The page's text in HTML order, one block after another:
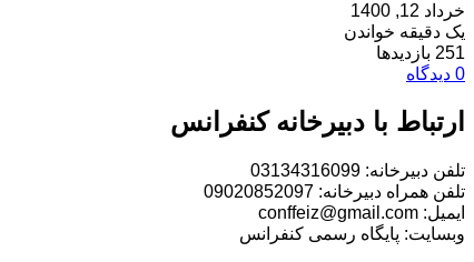
خرداد 12, 1400
یک دقیقه خواندن
251 بازدیدها
0 دیدگاه
ارتباط با دبیرخانه کنفرانس
تلفن دبیرخانه: 03134316099
تلفن همراه دبیرخانه: 09020852097
ایمیل: conffeiz@gmail.com
وبسایت: پایگاه رسمی کنفرانس